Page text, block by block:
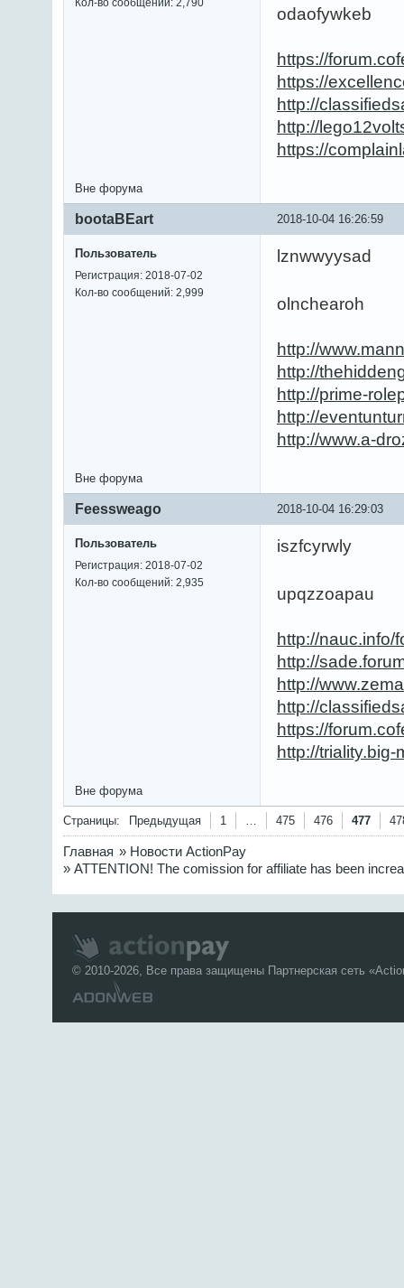
Кол-во сообщений: 2,790
odaofywkeb
https://
https://
http://
http://
https://
Вне форума
2018-10-04 16:26:59
bootaBEart
Пользователь
Регистрация: 2018-07-02
Кол-во сообщений: 2,999
lznwwyysad
olnchearoh
http://
http://
http://prime-
http://
http://www.a-
Вне форума
2018-10-04 16:29:03
Feessweago
Пользователь
Регистрация: 2018-07-02
Кол-во сообщений: 2,935
iszfcyrwly
upqzzoapau
http://nauc.info/
http://
http://
http://
https://
http://
Вне форума
Страницы: Предыдущая 1 … 475 476 477
Главная » Новости ActionPay
» ATTENTION! The comission for affiliate has been
© 2010-2026, Все права защищены Партнерская сеть «